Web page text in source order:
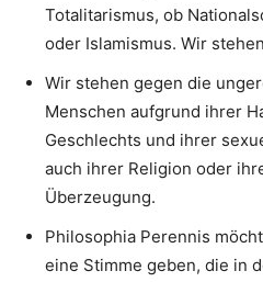
Totalitarismus, ob
oder Islamismus. Wir
Wir stehen gegen die
Menschen aufgrund ihrer
Geschlechts und ihrer
auch ihrer Religion oder
Überzeugung.
Philosophia Perennis
eine Stimme geben, die in